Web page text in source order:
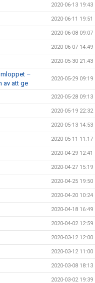
2020-06-13 19:43
2020-06-11 19:51
2020-06-08 09:07
2020-06-07 14:49
2020-05-30 21:43
–
av att ge
2020-05-29 09:19
2020-05-28 09:13
2020-05-19 22:32
2020-05-13 14:53
2020-05-11 11:17
2020-04-29 12:41
2020-04-27 15:19
2020-04-25 19:50
2020-04-20 10:24
2020-04-18 16:49
2020-04-02 12:59
2020-03-12 12:00
2020-03-12 11:00
2020-03-08 18:13
2020-03-02 19:39